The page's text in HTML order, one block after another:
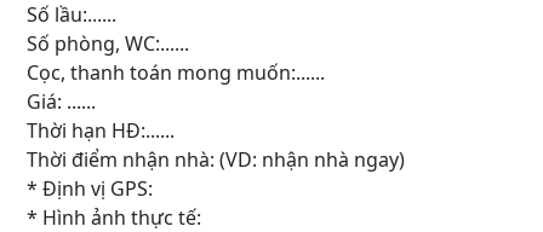
Số lầu:......
Số phòng, WC:......
Cọc, thanh toán mong muốn:......
Giá: ......
Thời hạn HĐ:......
Thời điểm nhận nhà: (VD: nhận nhà ngay)
* Định vị GPS:
* Hình ảnh thực tế: